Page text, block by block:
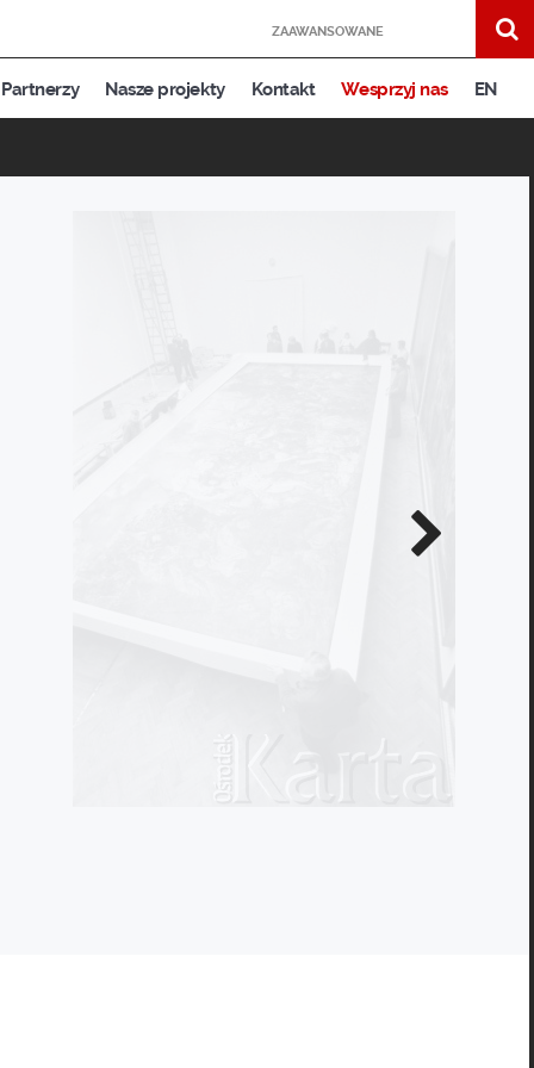
ZAAWANSOWANE
Partnerzy Nasze projekty Kontakt Wesprzyj nas EN
Następne
zdjęcie